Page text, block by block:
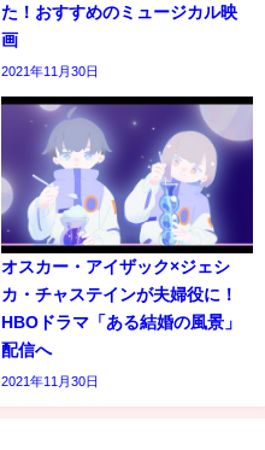
た！おすすめのミュージカル映
画
2021年11月30日
オスカー・アイザック×ジェシ
カ・チャステインが夫婦役に！
HBOドラマ「ある結婚の風景」
配信へ
2021年11月30日